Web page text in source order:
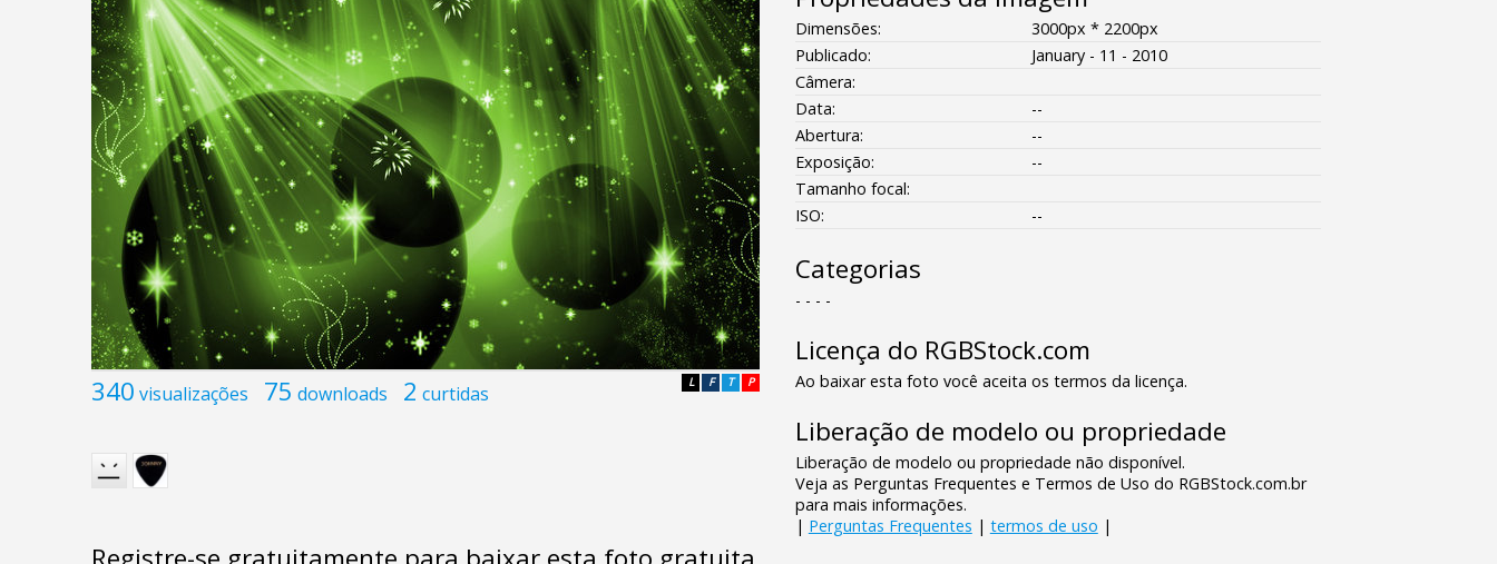
340 visualizações 75 downloads 2 curtidas P
T
F
L
Dimensões:
3000px * 2200px
Publicado:
January - 11 - 2010
Câmera:
Data:
--
Abertura:
--
Exposição:
--
Tamanho focal:
ISO:
--
Categorias
- - - -
Licença do RGBStock.com
Ao baixar esta foto você aceita os termos da licença.
Liberação de modelo ou propriedade
Liberação de modelo ou propriedade não disponível.
Veja as Perguntas Frequentes e Termos de Uso do RGBStock.com.br
para mais informações.
| Perguntas Frequentes | termos de uso |